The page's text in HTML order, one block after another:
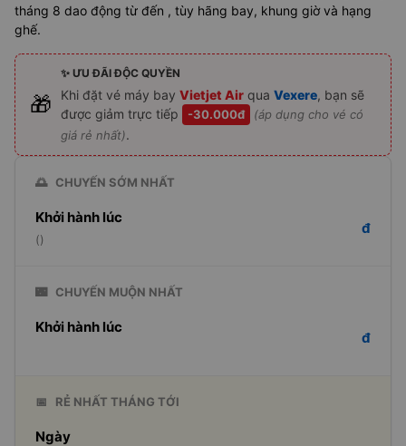
tháng 8 dao động từ đến , tùy hãng bay, khung giờ và hạng
ghế.
🎁
✨ ƯU ĐÃI ĐỘC QUYỀN
Khi đặt vé máy bay Vietjet Air qua Vexere, bạn sẽ
được giảm trực tiếp
-30.000đ
(áp dụng cho vé có
giá rẻ nhất).
🌅 CHUYẾN SỚM NHẤT
Khởi hành lúc
()
đ
🌃 CHUYẾN MUỘN NHẤT
Khởi hành lúc
đ
📅 RẺ NHẤT THÁNG TỚI
Ngày